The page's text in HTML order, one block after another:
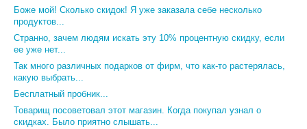
Боже мой! Сколько скидок! Я уже заказала себе несколько
продуктов...
Странно, зачем людям искать эту 10% процентную скидку, если
ее уже нет...
Так много различных подарков от фирм, что как-то растерялась,
какую выбрать...
Бесплатный пробник...
Товарищ посоветовал этот магазин. Когда покупал узнал о
скидках. Было приятно слышать...